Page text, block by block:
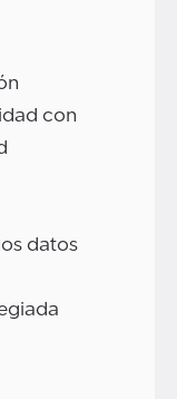
con
datos